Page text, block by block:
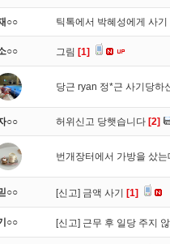
○○ 틱톡에서 박혜성에게 사
○○ 그림 [1]
당근 ryan 정*근 사기당하
○○ 허위신고 당햇습니다 [2]
번개장터에서 가방을 샀
○○ [신고] 금액 사기 [1]
○○ [신고] 근무 후 일당 주지